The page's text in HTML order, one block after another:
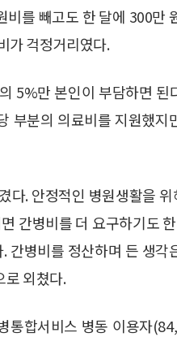
를 빼고도 한 달에 300만
가 걱정거리였다.
5%만 본인이 부담하면 된
부분의 의료비를 지원했지
다. 안정적인 병원생활을 위
간병비를 더 요구하기도
간병비를 정산하며 든 생각
로 외쳤다.
통합서비스 병동 이용자